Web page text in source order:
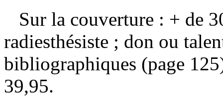
Sur la couverture : + de
radiesthésiste ; don ou
bibliographiques (page
39,95.